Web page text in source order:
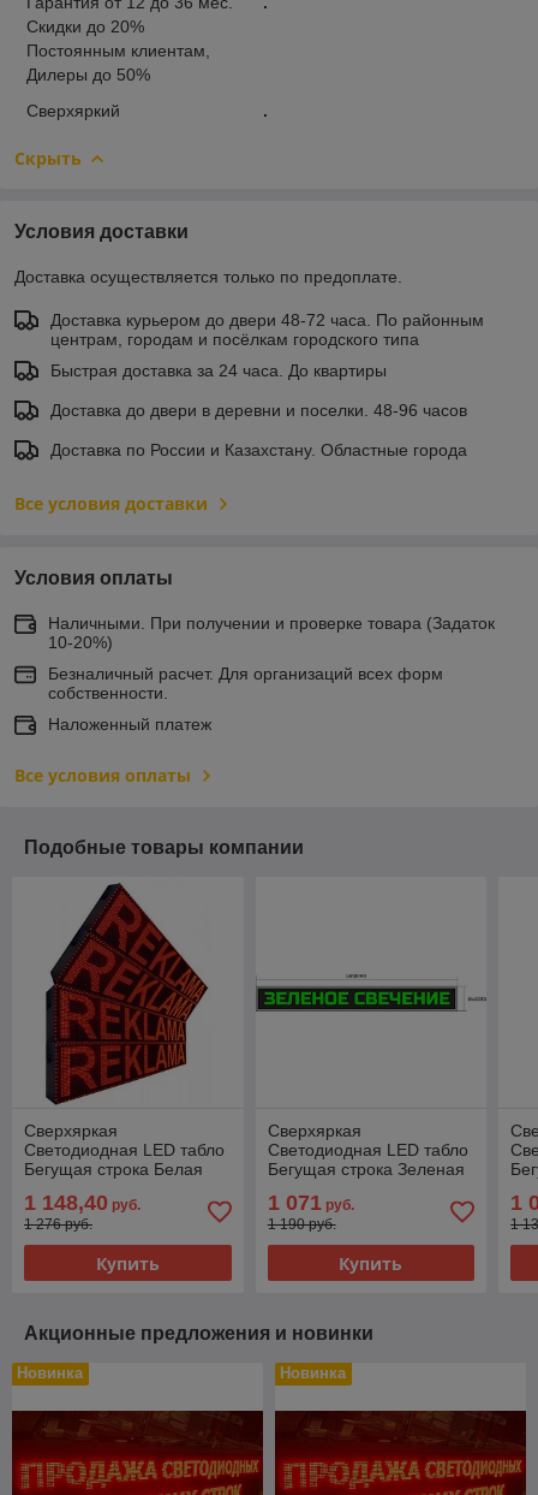
Скидки до 20%
Постоянным клиентам,
Дилеры до 50%
Сверхяркий .
Скрыть
Условия доставки
Доставка осуществляется только по предоплате.
Доставка курьером до двери 48-72 часа. По районным
центрам, городам и посёлкам городского типа
Быстрая доставка за 24 часа. До квартиры
Доставка до двери в деревни и поселки. 48-96 часов
Доставка по России и Казахстану. Областные города
Все условия доставки
Условия оплаты
Наличными. При получении и проверке товара (Задаток
10-20%)
Безналичный расчет. Для организаций всех форм
собственности.
Наложенный платеж
Все условия оплаты
Подобные товары компании
Сверхяркая
Светодиодная LED табло
Бегущая строка Белая
1 148,40 руб.
1 276 руб.
Купить
Сверхяркая
Светодиодная LED табло
Бегущая строка Зеленая
1 071руб.
1 190 руб.
Купить
1
1
Акционные предложения и новинки
Новинка Новинка